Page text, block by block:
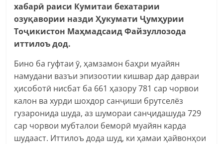
хабарӣ раиси Кумитаи бехатарии
озуқавории наздиҲукуматиҶумҳурии
Тоҷикистон Маҳмадсаид Файзуллозода
иттилоъ дод.
Бино ба гуфтаи ӯ, ҳамзамон баҳри муайян
намудани вазъи эпизоотии кишвар дар давраи
ҳисоботӣ нисбат ба 661 ҳазору 781 сар чорвои
калон ва хурди шохдор санҷиши брутселёз
гузаронида шуда, аз шумораи санҷидашуда 729
сар чорвои мубталои беморӣ муайян карда
шудааст. Иттилоъ дода шуд, ки ҳамаи ҳайвонҳои